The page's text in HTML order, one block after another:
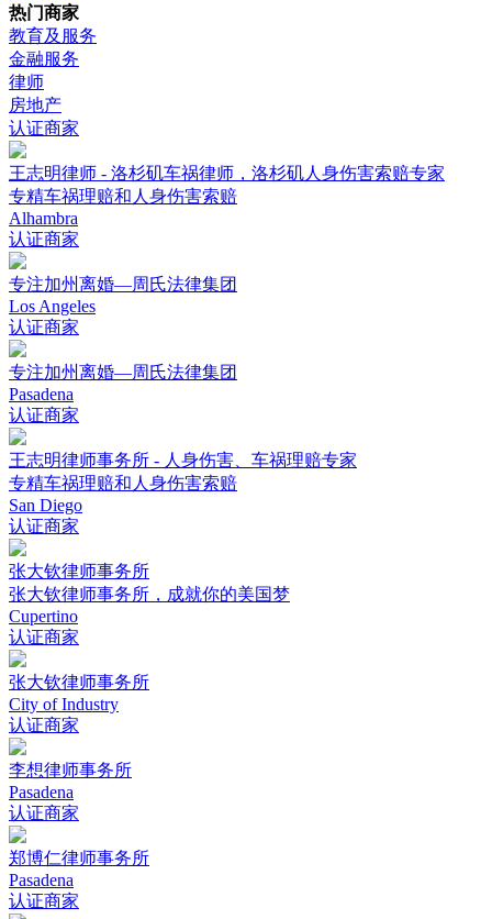
热门商家
教育及服务
金融服务
律师
房地产
认证商家
王志明律师 - 洛杉矶车祸律师，洛杉矶人身伤害索赔专家
专精车祸理赔和人身伤害索赔
Alhambra
认证商家
专注加州离婚—周氏法律集团
Los Angeles
认证商家
专注加州离婚—周氏法律集团
Pasadena
认证商家
王志明律师事务所 - 人身伤害、车祸理赔专家
专精车祸理赔和人身伤害索赔
San Diego
认证商家
张大钦律师事务所
张大钦律师事务所，成就你的美国梦
Cupertino
认证商家
张大钦律师事务所
City of Industry
认证商家
李想律师事务所
Pasadena
认证商家
郑博仁律师事务所
Pasadena
认证商家